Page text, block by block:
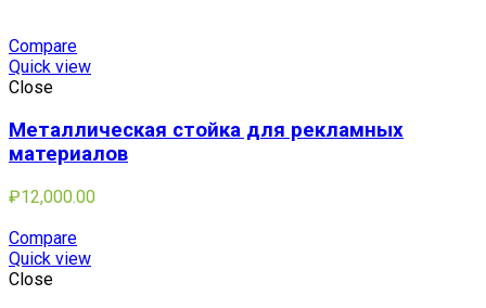
Compare
Quick view
Close
Металлическая стойка для рекламных
материалов
₽12,000.00
Compare
Quick view
Close